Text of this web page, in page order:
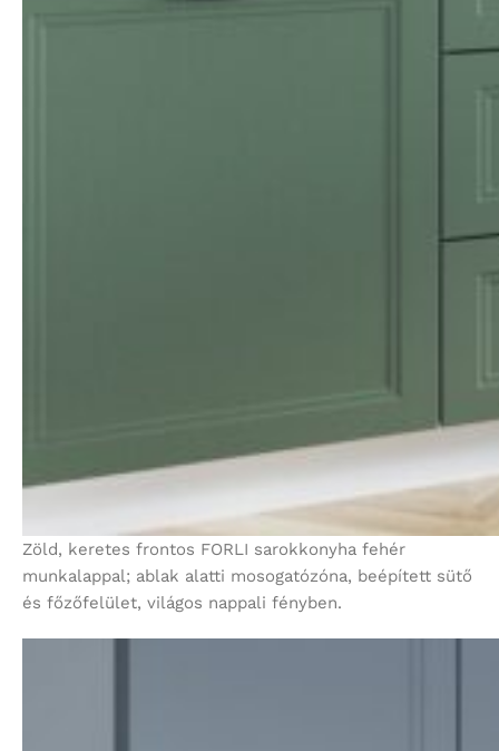
Zöld, keretes frontos FORLI sarokkonyha fehér
munkalappal; ablak alatti mosogatózóna, beépített sütő
és főzőfelület, világos nappali fényben.